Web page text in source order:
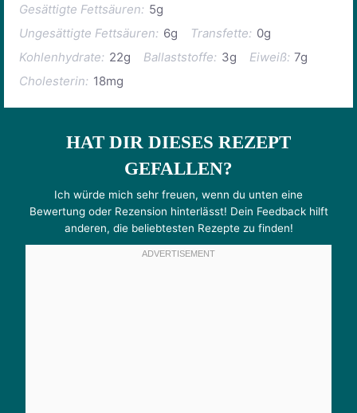
Gesättigte Fettsäuren: 5g
Ungesättigte Fettsäuren: 6g Transfette: 0g
Kohlenhydrate: 22g Ballaststoffe: 3g Eiweiß: 7g
Cholesterin: 18mg
HAT DIR DIESES REZEPT
GEFALLEN?
Ich würde mich sehr freuen, wenn du unten eine
Bewertung oder Rezension hinterlässt! Dein Feedback hilft
anderen, die beliebtesten Rezepte zu finden!